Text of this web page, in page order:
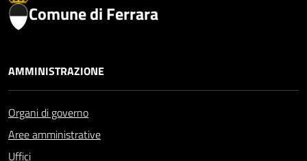
Comune di Ferrara
AMMINISTRAZIONE
Organi di governo
Aree amministrative
Uffici